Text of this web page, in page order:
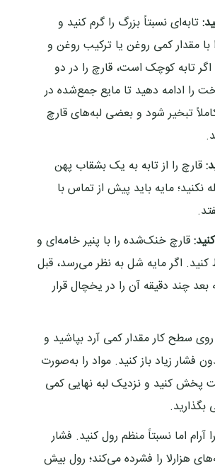
تابه‌ای نسبتاً بزرگ را گرم کنید و
با مقدار کمی روغن یا ترکیب روغن و
اگر تابه کوچک است، قارچ را در دو
را ادامه دهید تا مایع جمع‌شده در
تبخیر شود و بعضی لبه‌های قارچ
قارچ را از تابه به یک بشقاب پهن
نکنید؛ مایه باید پیش از تماس با
قارچ خنک‌شده را با پنیر خامه‌ای و
کنید. اگر مایه شل به نظر می‌رسد، قبل
بعد چند دقیقه آن را در یخچال قرار
روی سطح کار مقدار کمی آرد بپاشید و
فشار زیاد باز کنید. مواد را به‌صورت
پخش کنید و نزدیک لبه نهایی کمی
آرام اما نسبتاً منظم رول کنید. فشار
هزارلا را فشرده می‌کند؛ رول بیش